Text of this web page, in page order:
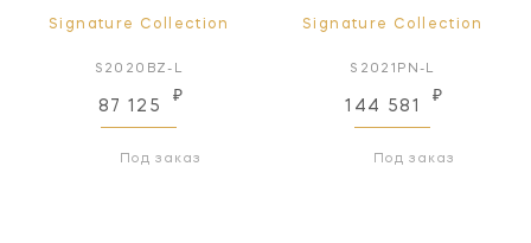
Signature Collection
S2020BZ-L
87 125
₽
Под заказ
Signature Collection
S2021PN-L
144 581
₽
Под заказ